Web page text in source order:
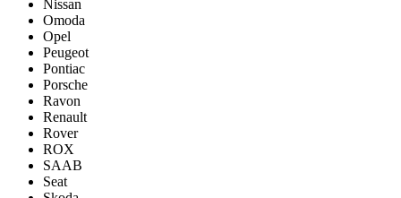
Nissan
Omoda
Opel
Peugeot
Pontiac
Porsсhe
Ravon
Renault
Rover
ROX
SAAB
Seat